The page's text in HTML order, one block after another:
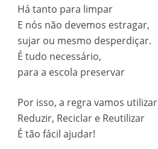
Há tanto para limpar
E nós não devemos estragar,
sujar ou mesmo desperdiçar.
É tudo necessário,
para a escola preservar
Por isso, a regra vamos utilizar
Reduzir, Reciclar e Reutilizar
É tão fácil ajudar!